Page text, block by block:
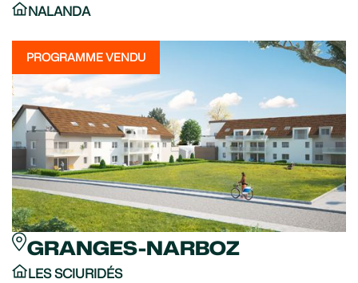
NALANDA
PROGRAMME VENDU
GRANGES-NARBOZ
LES SCIURIDÉS